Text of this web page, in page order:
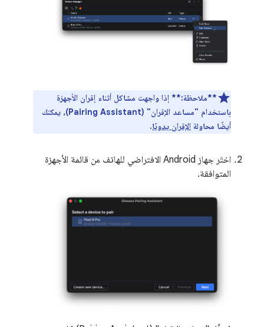
**ملاحظة:** إذا واجهت مشاكل أثناء إقران الأجهزة
باستخدام "مساعد الإقران" (Pairing Assistant)، يمكنك
أيضًا محاولة الإقران يدويًا.
اختَر جهاز Android الافتراضي للهاتف من قائمة الأجهزة
المتوافقة.